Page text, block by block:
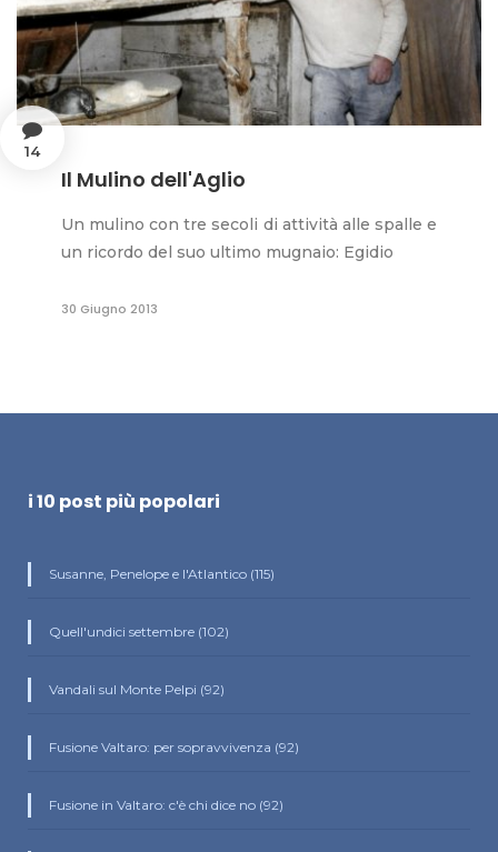
14
Il Mulino dell'Aglio
Un mulino con tre secoli di attività alle spalle e
un ricordo del suo ultimo mugnaio: Egidio
30 Giugno 2013
i 10 post più popolari
Susanne, Penelope e l'Atlantico (115)
Quell'undici settembre (102)
Vandali sul Monte Pelpi (92)
Fusione Valtaro: per sopravvivenza (92)
Fusione in Valtaro: c'è chi dice no (92)